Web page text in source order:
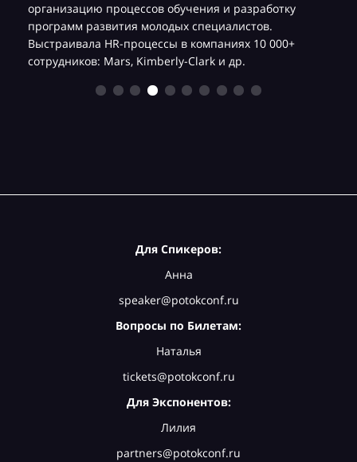
организацию процессов обучения и разработку
программ развития молодых специалистов.
Выстраивала HR-процессы в компаниях 10 000+
сотрудников: Mars, Kimberly-Clark и др.
Для Спикеров:
Анна
speaker@potokconf.ru
Вопросы по Билетам:
Наталья
tickets@potokconf.ru
Для Экспонентов:
Лилия
partners@potokconf.ru